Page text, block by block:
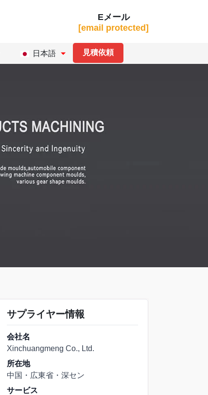
Eメール
[email protected]
日本語 見積依頼
サプライヤー情報
会社名
Xinchuangmeng Co., Ltd.
所在地
中国・広東省・深セン
サービス